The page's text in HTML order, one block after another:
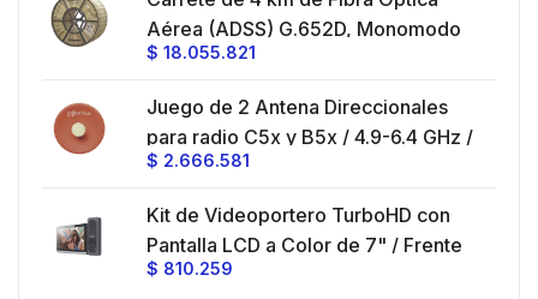
Aérea (ADSS) G.652D, Monomodo
de 24 Hilos, Exterior, Span 200,
$ 18.055.821
Juego de 2 Antena Direccionales
para radio C5x y B5x / 4.9-6.4 GHz /
Ganancia 27 dBi / Montaje incluido.
$ 2.666.581
Kit de Videoportero TurboHD con
Pantalla LCD a Color de 7" / Frente
de Calle para Exterior de
$ 810.259